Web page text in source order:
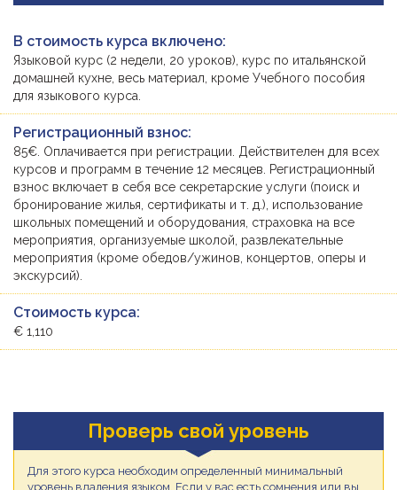
В стоимость курса включено:
Языковой курс (2 недели, 20 уроков), курс по итальянской
домашней кухне, весь материал, кроме Учебного пособия
для языкового курса.
Регистрационный взнос:
85€. Оплачивается при регистрации. Действителен для всех
курсов и программ в течение 12 месяцев. Регистрационный
взнос включает в себя все секретарские услуги (поиск и
бронирование жилья, сертификаты и т. д.), использование
школьных помещений и оборудования, страховка на все
мероприятия, организуемые школой, развлекательные
мероприятия (кроме обедов/ужинов, концертов, оперы и
экскурсий).
Стоимость курса:
€ 1,110
Проверь свой уровень
Для этого курса необходим определенный минимальный
уровень владения языком. Если у вас есть сомнения или вы